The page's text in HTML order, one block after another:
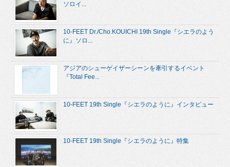
ソロイ...
10-FEET Dr./Cho.KOUICHI 19th Single『シエラのよう
に』ソロ...
アジアのシューゲイザーシーンを牽引するイベント
『Total Fee...
10-FEET 19th Single『シエラのように』インタビュー
10-FEET 19th Single『シエラのように』特集